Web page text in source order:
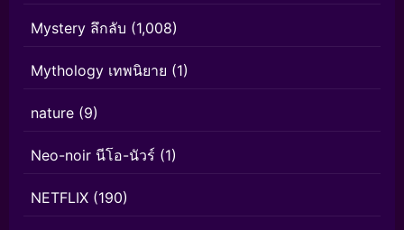
Mystery ลึกลับ (1,008)
Mythology เทพนิยาย (1)
nature (9)
Neo-noir นีโอ-นัวร์ (1)
NETFLIX (190)